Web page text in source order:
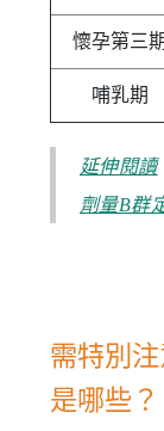
懷孕第三期
哺乳期
延伸閱讀
劑量B群
需特別
是哪些？